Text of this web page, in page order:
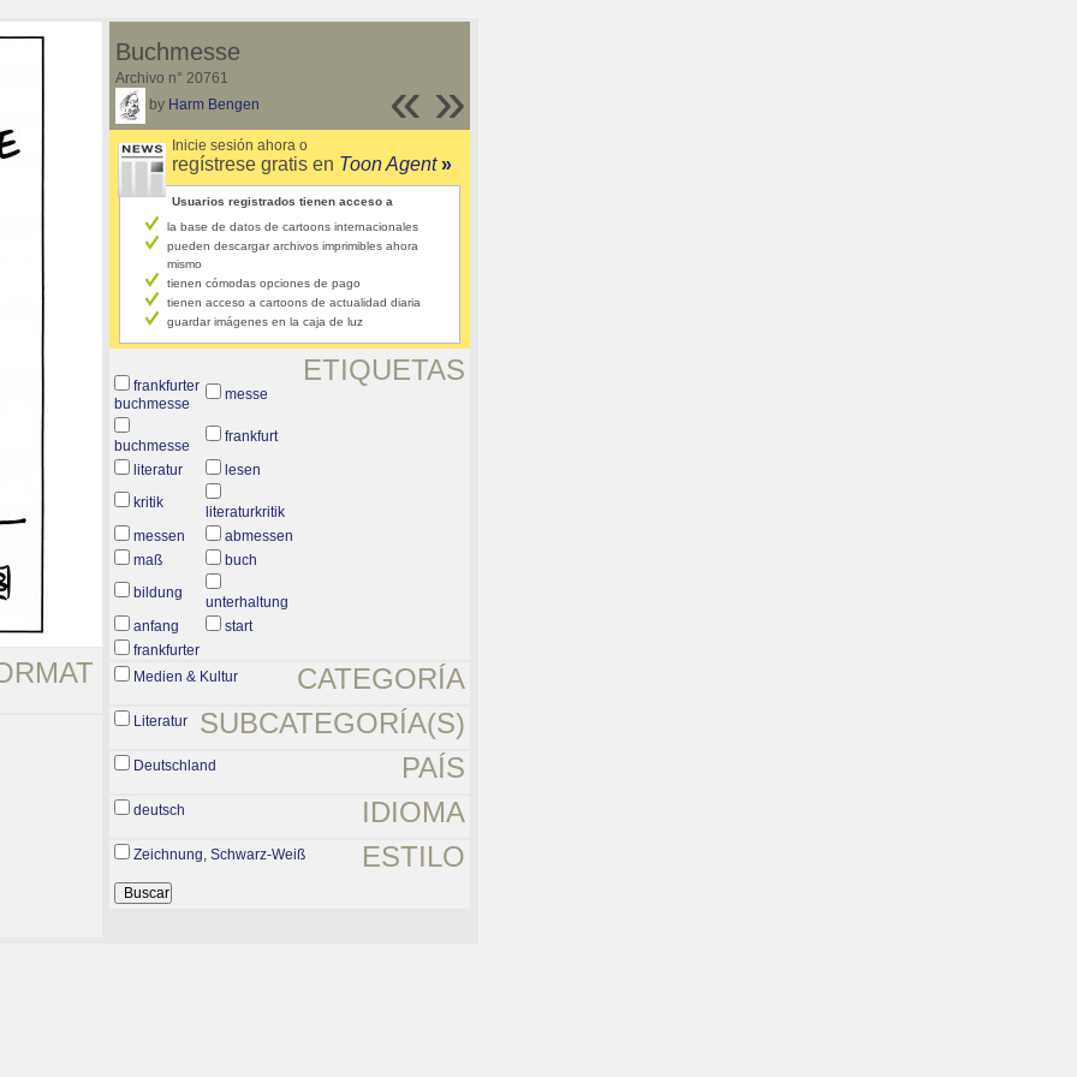
»
«
Buchmesse
Archivo n° 20761
by Harm Bengen
Inicie sesión ahora o
regístrese gratis en Toon Agent »
Usuarios registrados tienen acceso a
la base de datos de cartoons internacionales
pueden descargar archivos imprimibles ahora
mismo
tienen cómodas opciones de pago
tienen acceso a cartoons de actualidad diaria
guardar imágenes en la caja de luz
ETIQUETAS
frankfurter
buchmesse
messe
buchmesse
frankfurt
literatur
lesen
kritik
literaturkritik
messen
abmessen
maß
buch
bildung
unterhaltung
anfang
start
frankfurter
CATEGORÍA
Medien & Kultur
SUBCATEGORÍA(S)
Literatur
PAÍS
Deutschland
IDIOMA
deutsch
ESTILO
Zeichnung, Schwarz-Weiß